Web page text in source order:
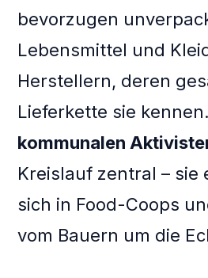
bevorzugen
Lebensmittel und
Herstellern, deren
Lieferkette sie
kommunalen
Kreislauf zentral – sie
sich in Food-Coops
vom Bauern um die